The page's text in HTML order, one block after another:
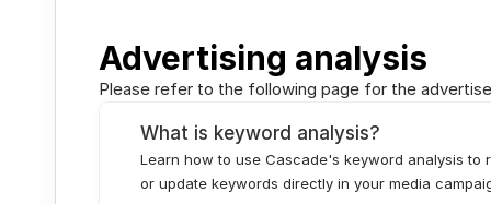
Advertising analysis
Please refer to the following page for the
What is keyword analysis?
Learn how to use Cascade's keyword analysis to
or update keywords directly in your media